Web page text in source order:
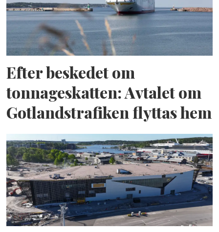
Efter beskedet om
tonnageskatten: Avtalet om
Gotlandstrafiken flyttas hem